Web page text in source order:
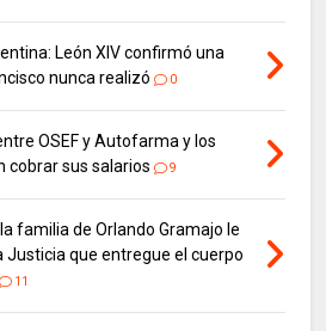
León XIV confirmó una
nunca realizó
0
OSEF y Autofarma y los
cobrar sus salarios
9
familia de Orlando Gramajo le
Justicia que entregue el cuerpo
11